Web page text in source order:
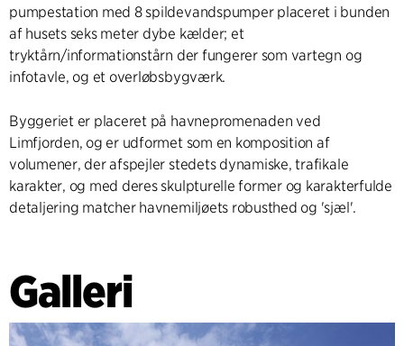
pumpestation med 8 spildevandspumper placeret i bunden
af husets seks meter dybe kælder; et
tryktårn/informationstårn der fungerer som vartegn og
infotavle, og et overløbsbygværk.
Byggeriet er placeret på havnepromenaden ved
Limfjorden, og er udformet som en komposition af
volumener, der afspejler stedets dynamiske, trafikale
karakter, og med deres skulpturelle former og karakterfulde
detaljering matcher havnemiljøets robusthed og 'sjæl'.
Galleri